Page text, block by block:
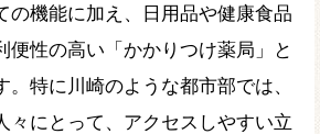
の機能に加え、日用品や健康食品
便性の高い「かかりつけ薬局」と
。特に川崎のような都市部では、
々にとって、アクセスしやすい立